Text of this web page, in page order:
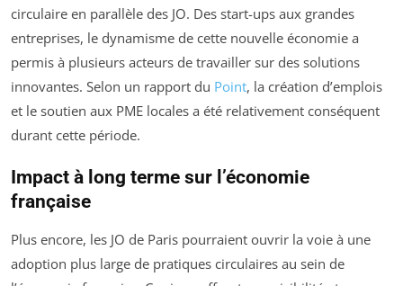
circulaire en parallèle des JO. Des start-ups aux grandes
entreprises, le dynamisme de cette nouvelle économie a
permis à plusieurs acteurs de travailler sur des solutions
innovantes. Selon un rapport du Point, la création d’emplois
et le soutien aux PME locales a été relativement conséquent
durant cette période.
Impact à long terme sur l’économie
française
Plus encore, les JO de Paris pourraient ouvrir la voie à une
adoption plus large de pratiques circulaires au sein de